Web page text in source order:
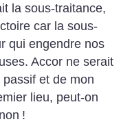
la sous-traitance,
car la sous-
qui engendre nos
Accor ne serait
et de mon
lieu, peut-on
!